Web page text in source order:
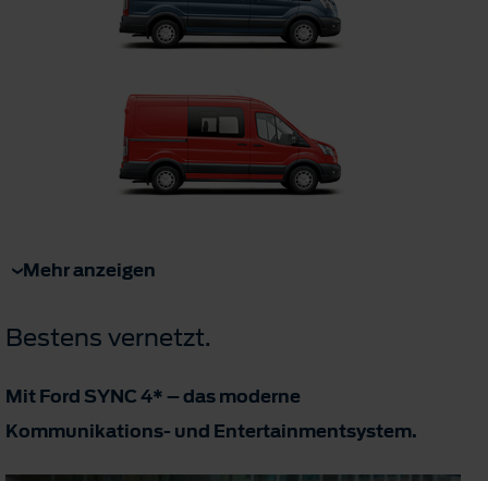
Mehr anzeigen
Bestens vernetzt.
Mit Ford SYNC 4* – das moderne
Kommunikations- und Entertainmentsystem.